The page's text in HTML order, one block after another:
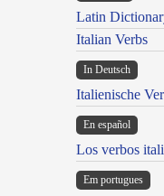
Latin
Italian Verbs
In Deutsch
Italienische
En español
Los verbos
Em portugues